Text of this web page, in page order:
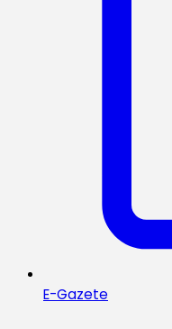
E-Gazete